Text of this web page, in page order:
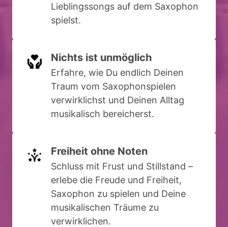
Lieblingssongs auf dem Saxophon
spielst.
Nichts ist unmöglich
Erfahre, wie Du endlich Deinen
Traum vom Saxophonspielen
verwirklichst und Deinen Alltag
musikalisch bereicherst.
Freiheit ohne Noten
Schluss mit Frust und Stillstand –
erlebe die Freude und Freiheit,
Saxophon zu spielen und Deine
musikalischen Träume zu
verwirklichen.